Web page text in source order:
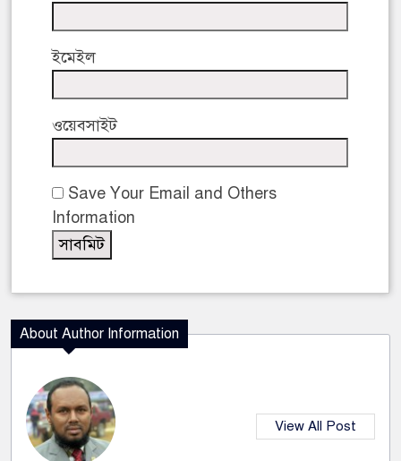
ইমেইল
ওয়েবসাইট
Save Your Email and Others
Information
About Author Information
View All Post